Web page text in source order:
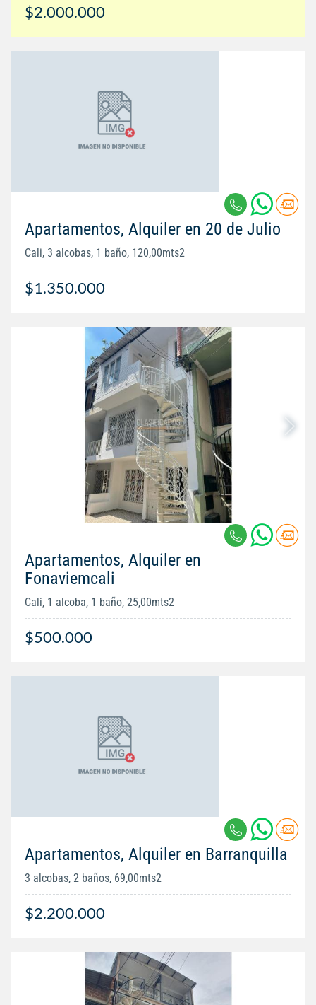
$2.000.000
Apartamentos, Alquiler en 20 de Julio
Cali, 3 alcobas, 1 baño, 120,00mts2
$1.350.000
Apartamentos, Alquiler en
Fonaviemcali
Cali, 1 alcoba, 1 baño, 25,00mts2
$500.000
Apartamentos, Alquiler en Barranquilla
3 alcobas, 2 baños, 69,00mts2
$2.200.000